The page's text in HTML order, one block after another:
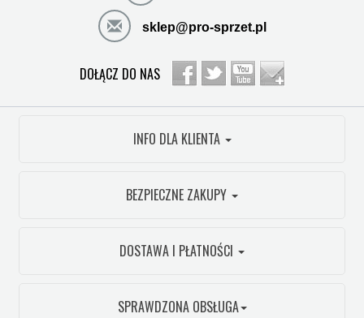
sklep@pro-sprzet.pl
DOŁĄCZ DO NAS
INFO DLA KLIENTA
BEZPIECZNE ZAKUPY
DOSTAWA I PŁATNOŚCI
SPRAWDZONA OBSŁUGA